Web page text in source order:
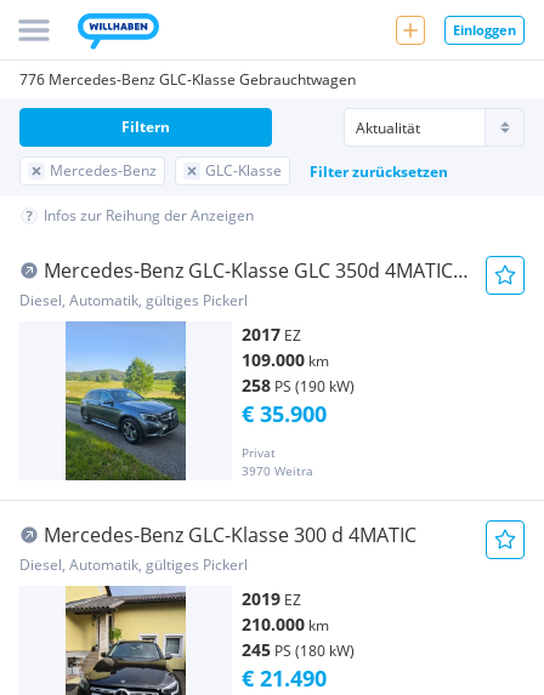
Einloggen
776 Mercedes-Benz GLC-Klasse Gebrauchtwagen
Mercedes-Benz GLC-Klasse Filter zurücksetzen
Filtern
Infos zur Reihung der Anzeigen
Mercedes-Benz GLC-Klasse GLC 350d 4MATIC
Aut.
Diesel, Automatik, gültiges Pickerl
2017 EZ
109.000 km
258 PS (190 kW)
Privat
3970 Weitra
€ 35.900
Mercedes-Benz GLC-Klasse 300 d 4MATIC
Diesel, Automatik, gültiges Pickerl
2019 EZ
210.000 km
245 PS (180 kW)
€ 21.490